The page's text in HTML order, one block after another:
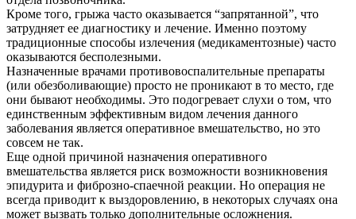
Кроме того, грыжа часто оказывается “запрятанной”, что
затрудняет ее диагностику и лечение. Именно поэтому
традиционные способы излечения (медикаментозные) часто
оказываются бесполезными.
Назначенные врачами противовоспалительные препараты
(или обезболивающие) просто не проникают в то место, где
они бывают необходимы. Это подогревает слухи о том, что
единственным эффективным видом лечения данного
заболевания является оперативное вмешательство, но это
совсем не так.
Еще одной причиной назначения оперативного
вмешательства является риск возможности возникновения
эпидурита и фиброзно-спаечной реакции. Но операция не
всегда приводит к выздоровлению, в некоторых случаях она
может вызвать только дополнительные осложнения.